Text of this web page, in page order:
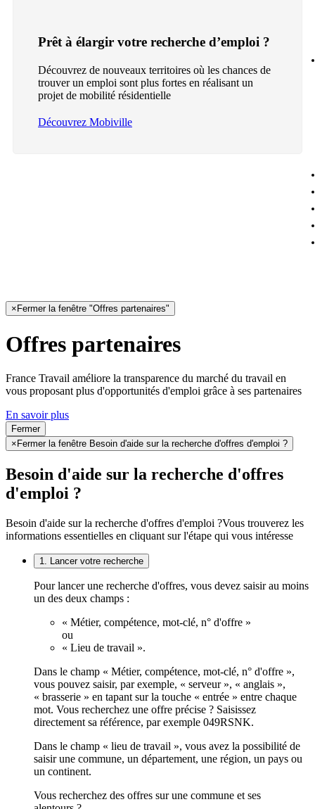
Prêt à élargir votre recherche d’emploi ?
Découvrez de nouveaux territoires où les chances de
trouver un emploi sont plus fortes en réalisant un
projet de mobilité résidentielle
Découvrez Mobiville
× Fermer la fenêtre "Offres partenaires"
Offres partenaires
France Travail améliore la transparence du marché du travail en
vous proposant plus d'opportunités d'emploi grâce à ses partenaires
En savoir plus
Fermer
× Fermer la fenêtre Besoin d'aide sur la recherche d'offres d'emploi ?
Besoin d'aide sur la recherche d'offres
d'emploi ?
Besoin d'aide sur la recherche d'offres d'emploi ?Vous trouverez les
informations essentielles en cliquant sur l'étape qui vous intéresse
1. Lancer votre recherche
Pour lancer une recherche d'offres, vous devez saisir au moins
un des deux champs :
« Métier, compétence, mot-clé, n° d'offre »
ou
« Lieu de travail ».
Dans le champ « Métier, compétence, mot-clé, n° d'offre »,
vous pouvez saisir, par exemple, « serveur », « anglais »,
« brasserie » en tapant sur la touche « entrée » entre chaque
mot. Vous recherchez une offre précise ? Saisissez
directement sa référence, par exemple 049RSNK.
Dans le champ « lieu de travail », vous avez la possibilité de
saisir une commune, un département, une région, un pays ou
un continent.
Vous recherchez des offres sur une commune et ses